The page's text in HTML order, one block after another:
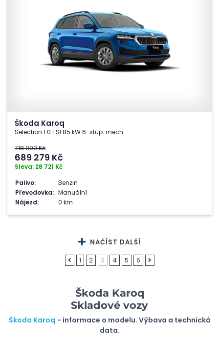
Škoda Karoq
Selection 1.0 TSI 85 kW 6-stup. mech.
718 000 Kč
689 279 Kč
Sleva: 28 721 Kč
Palivo:
Benzin
Převodovka: Manuální
Nájezd:
0 km
NAČÍST DALŠÍ
1
2 3 4 5 6
Škoda Karoq
Skladové vozy
Škoda Karoq - informace o modelu. Výbava a technická
data.